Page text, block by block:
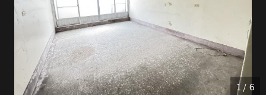
熱門關鍵字
2026 台北降價好屋限量釋出
2026 新北降價好屋限量釋出
2026 台中降價好屋限量釋出
2026 台南降價好屋限量釋出
2026 高雄降價好屋限量釋出